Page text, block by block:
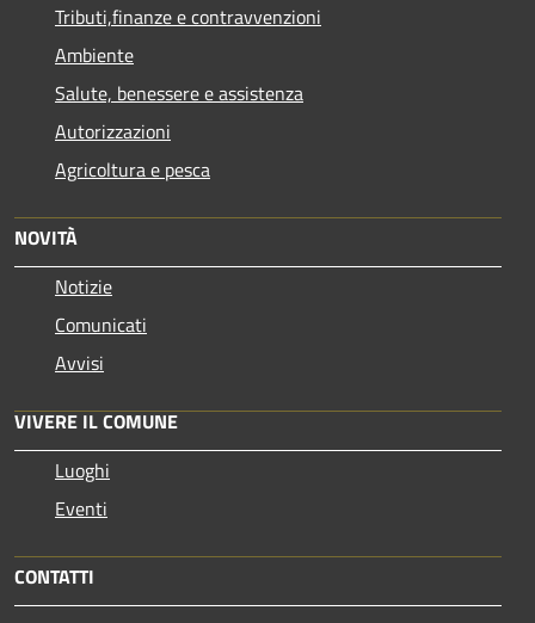
Tributi,finanze e contravvenzioni
Ambiente
Salute, benessere e assistenza
Autorizzazioni
Agricoltura e pesca
NOVITÀ
Notizie
Comunicati
Avvisi
VIVERE IL COMUNE
Luoghi
Eventi
CONTATTI